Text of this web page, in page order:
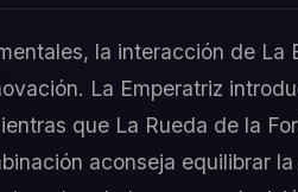
la interacción de
La Emperatriz
que La Rueda de la
aconseja equilibrar